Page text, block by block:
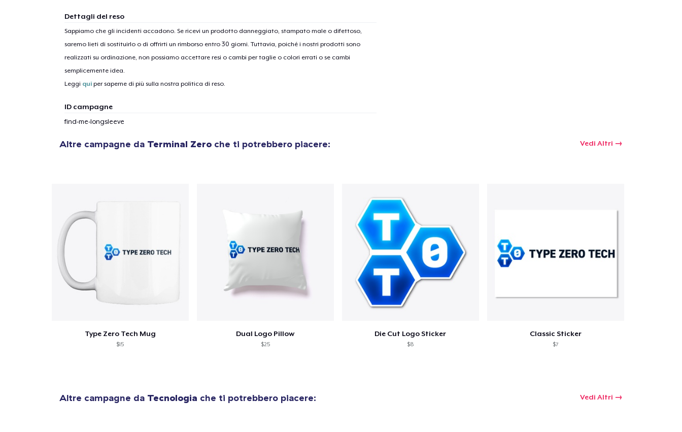
Dettagli del reso
Sappiamo che gli incidenti accadono. Se ricevi un prodotto danneggiato, stampato male o difettoso,
saremo lieti di sostituirlo o di offrirti un rimborso entro 30 giorni. Tuttavia, poiché i nostri prodotti sono
realizzati su ordinazione, non possiamo accettare resi o cambi per taglie o colori errati o se cambi
semplicemente idea.
Leggi quiper saperne di più sulla nostra politica di reso.
ID campagne
find-me-longsleeve
Altre campagne da Terminal Zero che ti potrebbero piacere: Vedi Altri
Type Zero Tech Mug
$15
Dual Logo Pillow
$25
Die Cut Logo Sticker
$8
Classic Sticker
$7
Altre campagne da Tecnologia che ti potrebbero piacere: Vedi Altri
1articolo aggiunto al
Procedi alla Pagina di